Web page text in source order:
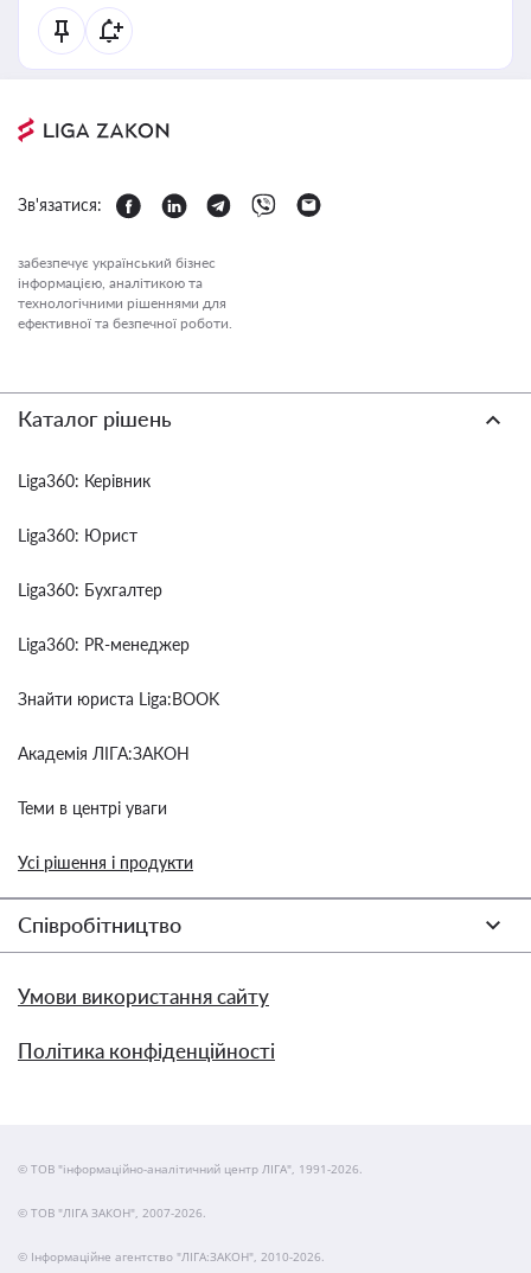
Зв'язатися:
забезпечує український бізнес
інформацією, аналітикою та
технологічними рішеннями для
ефективної та безпечної роботи.
Каталог рішень
Liga360: Керівник
Liga360: Юрист
Liga360: Бухгалтер
Liga360: PR-менеджер
Знайти юриста Liga:BOOK
Академія ЛІГА:ЗАКОН
Теми в центрі уваги
Усі рішення і продукти
Співробітництво
Умови використання сайту
Політика конфіденційності
© ТОВ "інформаційно-аналітичний центр ЛІГА", 1991-2026.
© ТОВ "ЛІГА ЗАКОН", 2007-2026.
© Інформаційне агентство "ЛІГА:ЗАКОН", 2010-2026.